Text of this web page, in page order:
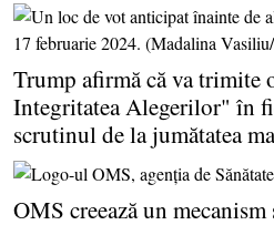
Trump afirmă că va trimite
Integritatea Alegerilor" în
scrutinul de la jumătatea
OMS creează un